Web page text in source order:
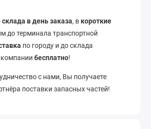
в день заказа, в короткие
до терминала транспортной
по городу и до склада
бесплатно!
с нами, Вы получаете
поставки запасных частей!